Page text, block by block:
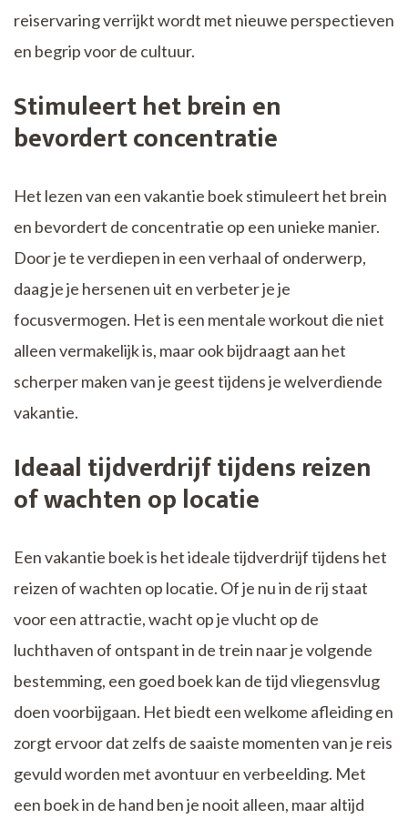
reiservaring verrijkt wordt met nieuwe perspectieven
en begrip voor de cultuur.
Stimuleert het brein en
bevordert concentratie
Het lezen van een vakantie boek stimuleert het brein
en bevordert de concentratie op een unieke manier.
Door je te verdiepen in een verhaal of onderwerp,
daag je je hersenen uit en verbeter je je
focusvermogen. Het is een mentale workout die niet
alleen vermakelijk is, maar ook bijdraagt aan het
scherper maken van je geest tijdens je welverdiende
vakantie.
Ideaal tijdverdrijf tijdens reizen
of wachten op locatie
Een vakantie boek is het ideale tijdverdrijf tijdens het
reizen of wachten op locatie. Of je nu in de rij staat
voor een attractie, wacht op je vlucht op de
luchthaven of ontspant in de trein naar je volgende
bestemming, een goed boek kan de tijd vliegensvlug
doen voorbijgaan. Het biedt een welkome afleiding en
zorgt ervoor dat zelfs de saaiste momenten van je reis
gevuld worden met avontuur en verbeelding. Met
een boek in de hand ben je nooit alleen, maar altijd